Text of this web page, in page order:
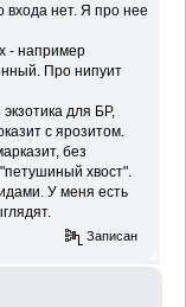
входа нет. Я про нее
- например
Про нипуит
для БР,
с ярозитом.
без
хвост".
У меня есть
Записан